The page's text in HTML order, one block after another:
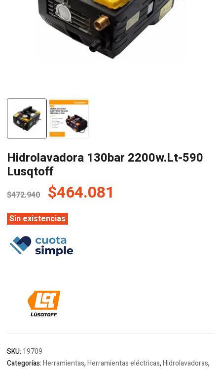
Hidrolavadora 130bar 2200w.Lt-590
Lusqtoff
$472.940 El
precio
original
era:
$472.940.
$464.081
Sin existencias
SKU: 19709
Categorías:Herramientas,Herramientas eléctricas,Hidrolavadoras,